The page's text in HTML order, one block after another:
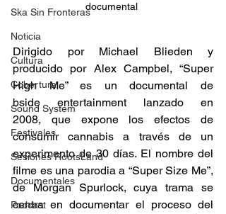
Ska Sin Fronteras
Noticia
Cultura
Cobertura
Sound System
Festivales
Sesiones RootsLand
Documentales
Podcast
documental
Dirigido por Michael Blieden y
producido por Alex Campbel, “Super
High Me” es un documental de
bside entertainment lanzado en
2008, que expone los efectos de
consumir cannabis a través de un
experimento de 30 días. El nombre del
filme es una parodia a “Super Size Me”,
de Morgan Spurlock, cuya trama se
centra en documentar el proceso del